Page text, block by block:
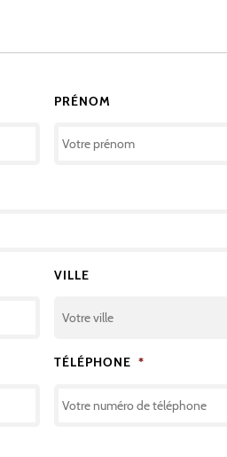
PRÉNOM
VILLE
TÉLÉPHONE *